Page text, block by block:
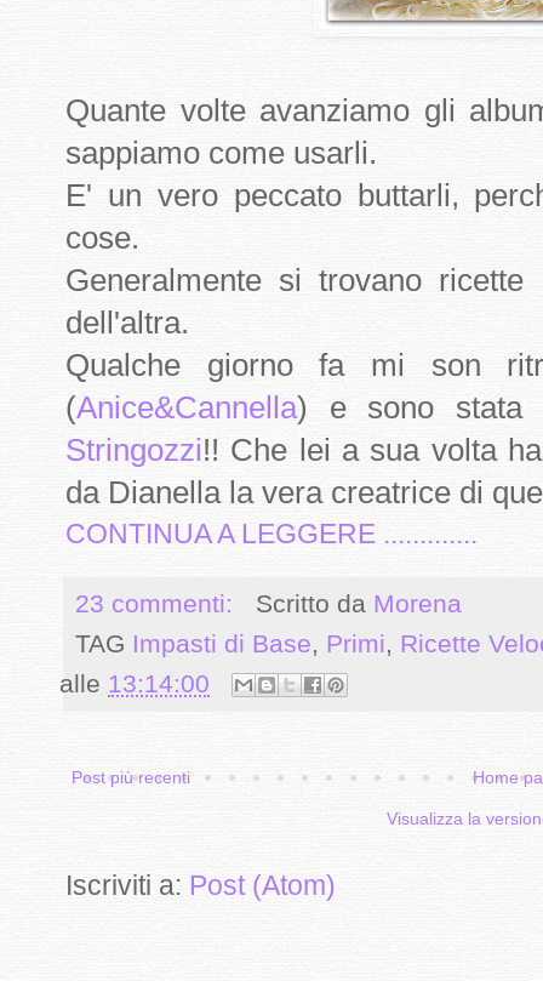
Quante volte avanziamo gli
sappiamo come usarli.
E' un vero peccato buttarli,
cose.
Generalmente si trovano
dell'altra.
Qualche giorno fa mi son
(Anice&Cannella) e sono stata
Stringozzi!! Che lei a sua volta
da Dianella la vera creatrice di
CONTINUA A LEGGERE .............
23 commenti: Scritto da Morena
TAG Impasti di Base Primi
Ricette
alle 13:14:00
Post più recenti Home
Visualizza la
Iscriviti a: Post (Atom)